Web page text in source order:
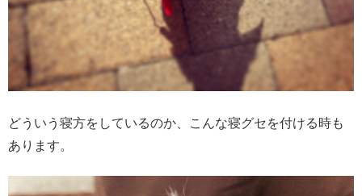
どういう寝方をしているのか、こんな寝グセを付ける時も
あります。